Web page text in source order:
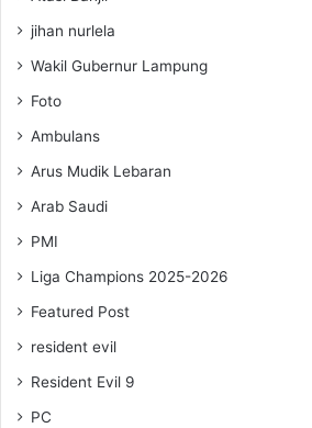
jihan nurlela
Wakil Gubernur Lampung
Foto
Ambulans
Arus Mudik Lebaran
Arab Saudi
PMI
Liga Champions 2025-2026
Featured Post
resident evil
Resident Evil 9
PC